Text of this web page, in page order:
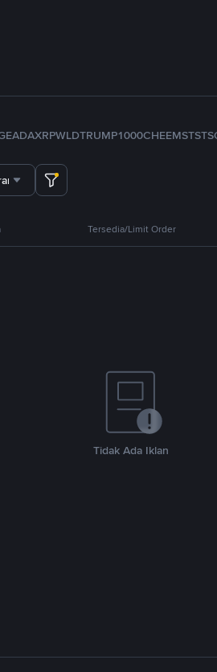
ADAXRPWLDTRUMP1000CHEEMSTST
Tersedia/Limit Order
Tidak Ada Iklan